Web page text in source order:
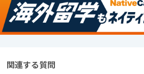
関連する質問